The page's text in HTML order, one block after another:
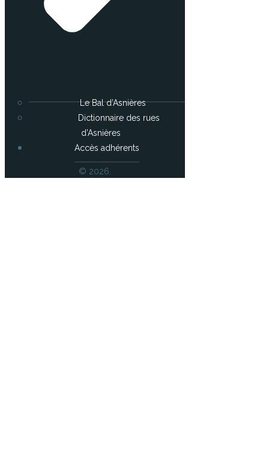
Le Bal d’Asnières
Dictionnaire des rues
d’Asnières
Accès adhérents
© 2026.